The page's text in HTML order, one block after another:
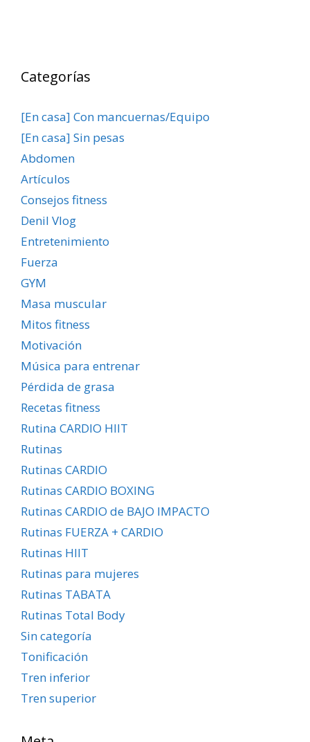
Categorías
[En casa] Con mancuernas/Equipo
[En casa] Sin pesas
Abdomen
Artículos
Consejos fitness
Denil Vlog
Entretenimiento
Fuerza
GYM
Masa muscular
Mitos fitness
Motivación
Música para entrenar
Pérdida de grasa
Recetas fitness
Rutina CARDIO HIIT
Rutinas
Rutinas CARDIO
Rutinas CARDIO BOXING
Rutinas CARDIO de BAJO IMPACTO
Rutinas FUERZA + CARDIO
Rutinas HIIT
Rutinas para mujeres
Rutinas TABATA
Rutinas Total Body
Sin categoría
Tonificación
Tren inferior
Tren superior